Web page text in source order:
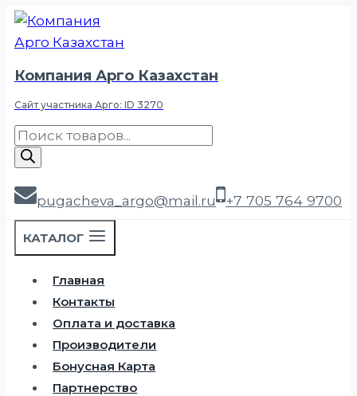
Перейти
Компания Арго Казахстан
Сайт участника Арго: ID 3270
Поиск
товаров
pugacheva_argo@mail.ru +7 705 764 9700
КАТАЛОГ
Главная
Контакты
Оплата и доставка
Производители
Бонусная Карта
Партнерство